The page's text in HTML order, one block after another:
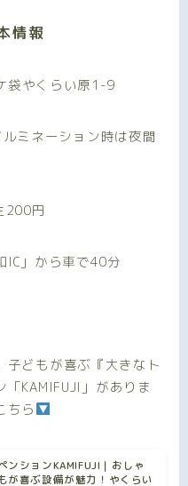
情報
袋やくらい原1-9
ミネーション時は夜間
200円
IC」から車で40分
子どもが喜ぶ『大きなト
KAMIFUJI」がありま
ちら
ンションKAMIFUJI｜おしゃ
が喜ぶ設備が魅力！やくらい